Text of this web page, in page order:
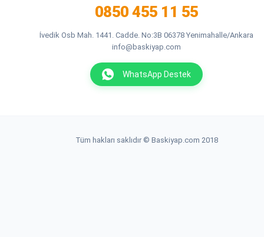
0850 455 11 55
İvedik Osb Mah. 1441. Cadde. No:3B 06378 Yenimahalle/Ankara
info@baskiyap.com
WhatsApp Destek
Tüm hakları saklıdır © Baskiyap.com 2018